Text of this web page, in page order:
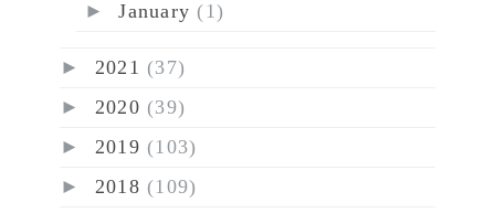
►January (1)
► 2021 (37)
► 2020 (39)
► 2019 (103)
► 2018 (109)